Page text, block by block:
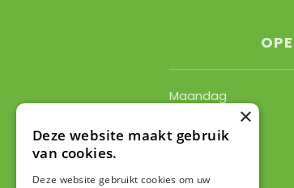
Maandag
Woensdag
×
Deze website maakt gebruik
van cookies.
Deze website gebruikt cookies om uw